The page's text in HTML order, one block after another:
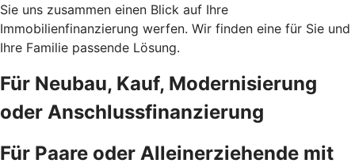
Sie uns zusammen einen Blick auf Ihre
Immobilienfinanzierung werfen. Wir finden eine für Sie und
Ihre Familie passende Lösung.
Für Neubau, Kauf, Modernisierung
oder Anschlussfinanzierung
Für Paare oder Alleinerziehende mit